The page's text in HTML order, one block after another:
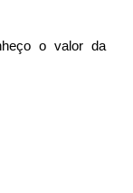
o valor da